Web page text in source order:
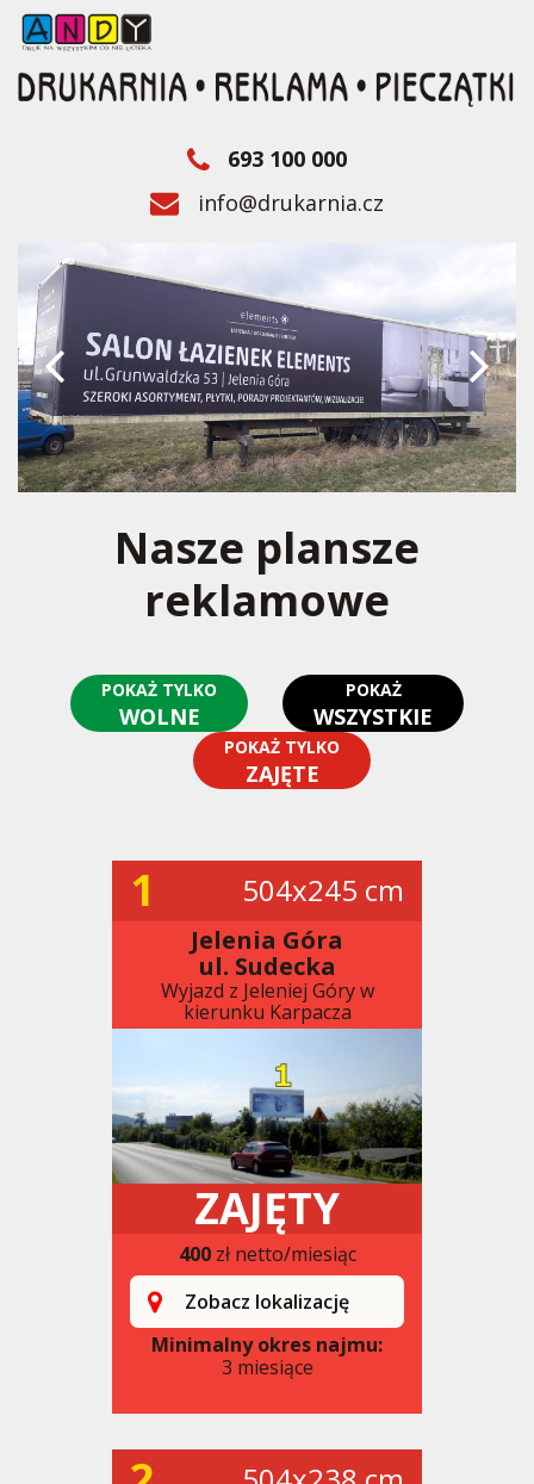
693 100 000
info@drukarnia.cz
Nasze plansze
reklamowe
POKAŻ TYLKO
WOLNE
POKAŻ
WSZYSTKIE
POKAŻ TYLKO
ZAJĘTE
1 504x245 cm
Jelenia Góra
ul. Sudecka
Wyjazd z Jeleniej Góry w
kierunku Karpacza
ZAJĘTY
400zł netto/miesiąc
Zobacz lokalizację
Minimalny okres najmu:
3 miesiące